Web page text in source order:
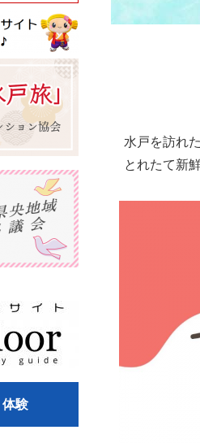
水戸を訪れた
とれたて新鮮
体験